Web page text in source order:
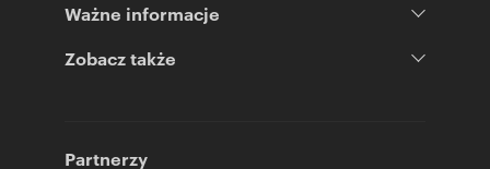
Ważne informacje
Zobacz także
Partnerzy